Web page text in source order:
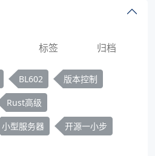
标签 归档
BL602 版本控制
Rust高级
小型服务器 开源一小步